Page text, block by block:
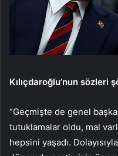
Kılıçdaroğlu’nun sözleri
“Geçmişte de genel
tutuklamalar oldu, mal
hepsini yaşadı.